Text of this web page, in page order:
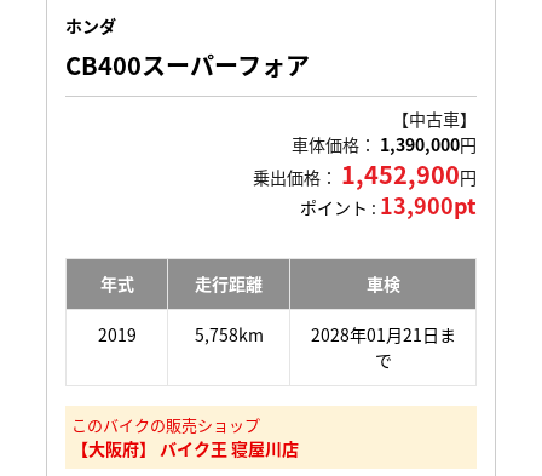
ホンダ
CB400スーパーフォア
【中古車】
車体価格： 1,390,000円
乗出価格： 1,452,900円
ポイント : 13,900pt
年式 走行距離 車検
2019 5,758km
2028年01月21日ま
で
このバイクの販売ショップ
【大阪府】 バイク王 寝屋川店